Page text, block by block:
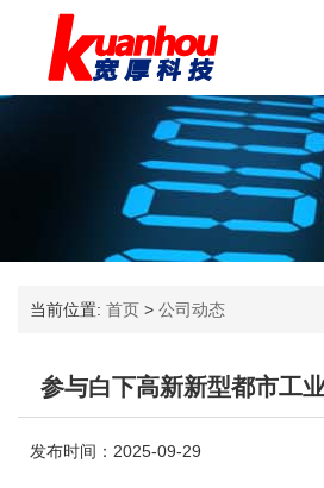
当前位置: 首页 > 公司动态
参与白下高新新型都市工
发布时间：2025-09-29